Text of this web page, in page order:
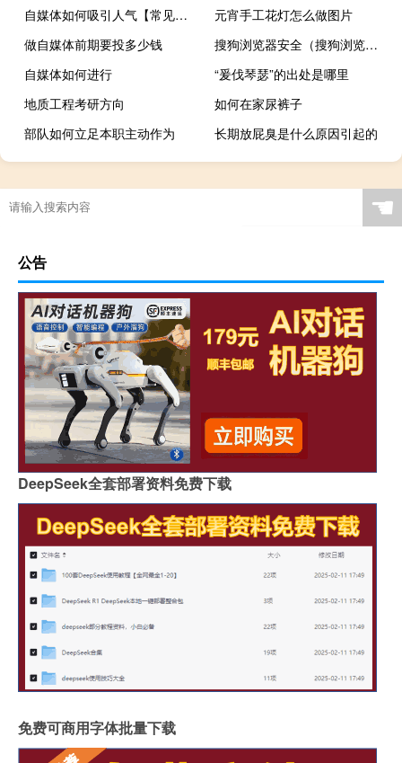
自媒体如何吸引人气【常见的策略和方法提高吸引力】
元宵手工花灯怎么做图片
做自媒体前期要投多少钱
搜狗浏览器安全（搜狗浏览器漏洞）
自媒体如何进行
“爰伐琴瑟”的出处是哪里
地质工程考研方向
如何在家尿裤子
部队如何立足本职主动作为
长期放屁臭是什么原因引起的
膝盖外侧疼是什么原因
☚
公告
DeepSeek全套部署资料免费下载
免费可商用字体批量下载